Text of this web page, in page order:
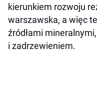
kierunkiem rozwoju
warszawska, a więc
źródłami
i zadrzewieniem.